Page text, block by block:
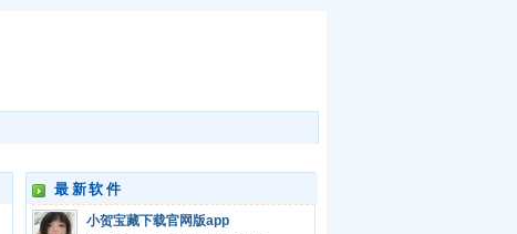
最新软件
小贺宝藏下载官网版app